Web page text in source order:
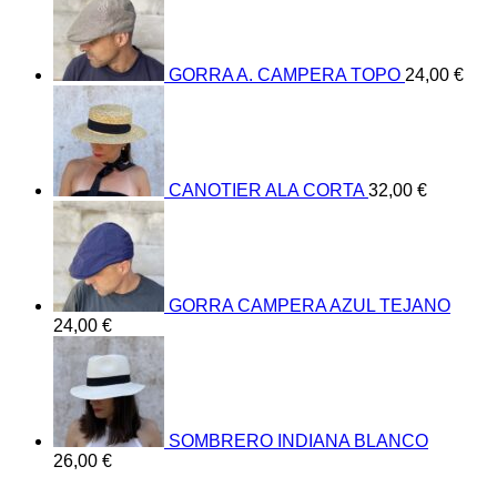
GORRA A. CAMPERA TOPO 24,00 €
CANOTIER ALA CORTA 32,00 €
GORRA CAMPERA AZUL TEJANO
24,00 €
SOMBRERO INDIANA BLANCO
26,00 €